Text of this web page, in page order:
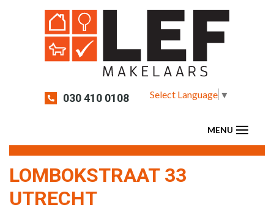
030 410 0108 Select Language ▼
LOMBOKSTRAAT 33
UTRECHT